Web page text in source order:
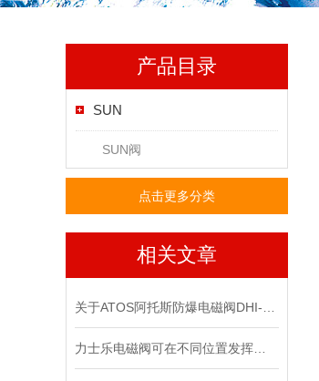
产品目录
SUN
SUN阀
点击更多分类
相关文章